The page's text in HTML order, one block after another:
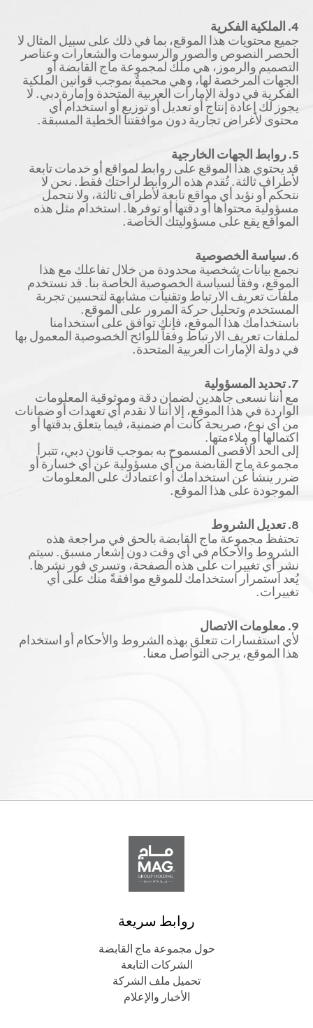
4. الملكية الفكرية
جميع محتويات هذا الموقع، بما في ذلك على سبيل المثال لا
الحصر النصوص والصور والرسومات والشعارات وعناصر
التصميم والرموز، هي ملكٌ لمجموعة ماج القابضة أو
الجهات المرخصة لها، وهي محميةٌ بموجب قوانين الملكية
الفكرية في دولة الإمارات العربية المتحدة وإمارة دبي. لا
يجوز لك إعادة إنتاج أو تعديل أو توزيع أو استخدام أي
محتوى لأغراض تجارية دون موافقتنا الخطية المسبقة.
5. روابط الجهات الخارجية
قد يحتوي هذا الموقع على روابط لمواقع أو خدمات تابعة
لأطراف ثالثة. تُقدم هذه الروابط لراحتك فقط. نحن لا
نتحكم أو نؤيد أي مواقع تابعة لأطراف ثالثة، ولا نتحمل
مسؤولية محتواها أو دقتها أو توفرها. استخدام مثل هذه
المواقع يقع على مسؤوليتك الخاصة.
6. سياسة الخصوصية
نجمع بيانات شخصية محدودة من خلال تفاعلك مع هذا
الموقع، وفقاً لسياسة الخصوصية الخاصة بنا. قد نستخدم
ملفات تعريف الارتباط وتقنيات مشابهة لتحسين تجربة
المستخدم وتحليل حركة المرور على الموقع.
باستخدامك هذا الموقع، فإنك توافق على استخدامنا
لملفات تعريف الارتباط وفقاً للوائح الخصوصية المعمول بها
في دولة الإمارات العربية المتحدة.
7. تحديد المسؤولية
مع أننا نسعى جاهدين لضمان دقة وموثوقية المعلومات
الواردة في هذا الموقع، إلا أننا لا نقدم أي تعهدات أو ضمانات
من أي نوع، صريحة كانت أم ضمنية، فيما يتعلق بدقتها أو
اكتمالها أو ملاءمتها.
إلى الحد الأقصى المسموح به بموجب قانون دبي، تتبرأ
مجموعة ماج القابضة من أي مسؤولية عن أي خسارة أو
ضرر ينشأ عن استخدامك أو اعتمادك على المعلومات
الموجودة على هذا الموقع.
8. تعديل الشروط
تحتفظ مجموعة ماج القابضة بالحق في مراجعة هذه
الشروط والأحكام في أي وقت دون إشعار مسبق. سيتم
نشر أي تغييرات على هذه الصفحة، وتسري فور نشرها.
يُعد استمرار استخدامك للموقع موافقةً منك على أي
تغييرات.
9. معلومات الاتصال
لأي استفسارات تتعلق بهذه الشروط والأحكام أو استخدام
هذا الموقع، يرجى التواصل معنا.
روابط سريعة
حول مجموعة ماج القابضة
الشركات التابعة
تحميل ملف الشركة
الأخبار والإعلام